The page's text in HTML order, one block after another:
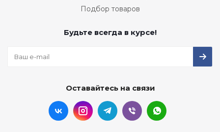
Подбор товаров
Будьте всегда в курсе!
Оставайтесь на связи